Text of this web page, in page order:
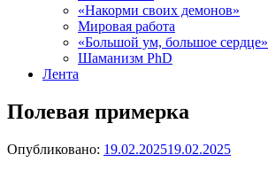
«Накорми своих демонов»
Мировая работа
«Большой ум, большое сердце»
Шаманизм PhD
Лента
Полевая примерка
Опубликовано: 19.02.202519.02.2025